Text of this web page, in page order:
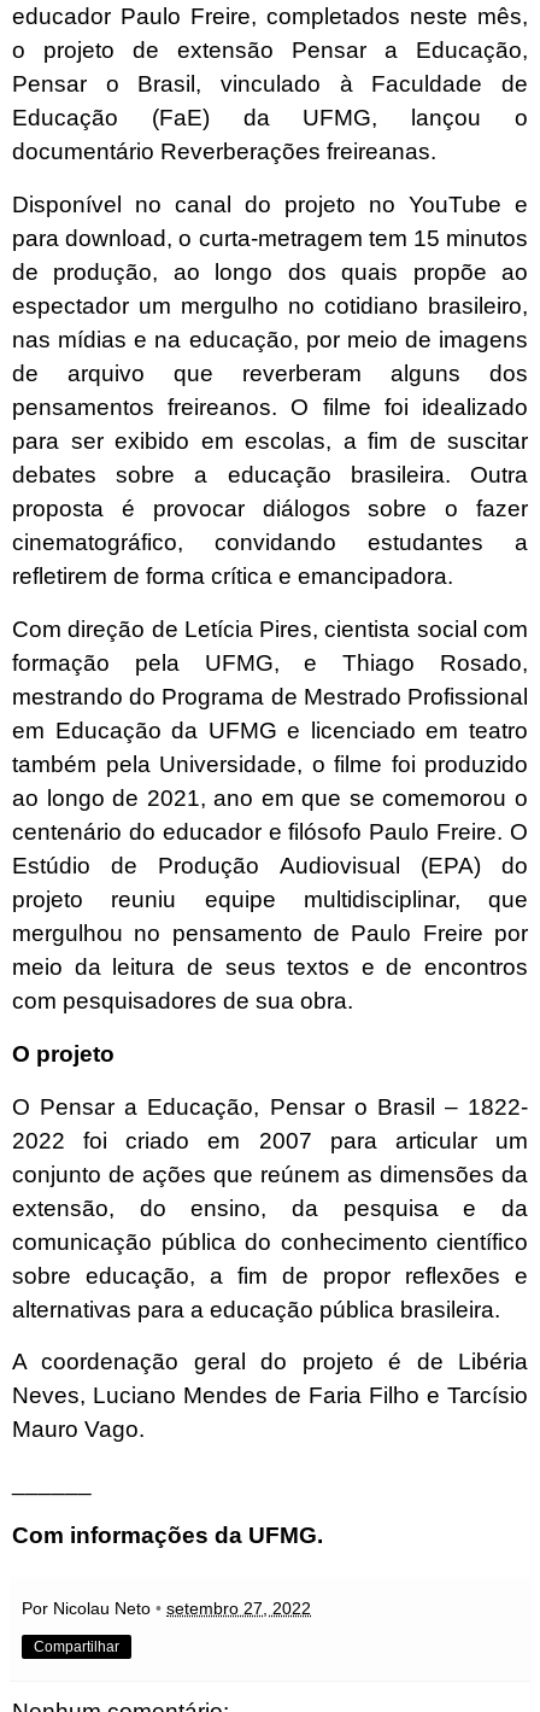
educador Paulo Freire, completados neste mês,
o projeto de extensão Pensar a Educação,
Pensar o Brasil, vinculado à Faculdade de
Educação (FaE) da UFMG, lançou o
documentário Reverberações freireanas.
Disponível no canal do projeto no YouTube e
para download, o curta-metragem tem 15 minutos
de produção, ao longo dos quais propõe ao
espectador um mergulho no cotidiano brasileiro,
nas mídias e na educação, por meio de imagens
de arquivo que reverberam alguns dos
pensamentos freireanos. O filme foi idealizado
para ser exibido em escolas, a fim de suscitar
debates sobre a educação brasileira. Outra
proposta é provocar diálogos sobre o fazer
cinematográfico, convidando estudantes a
refletirem de forma crítica e emancipadora.
Com direção de Letícia Pires, cientista social com
formação pela UFMG, e Thiago Rosado,
mestrando do Programa de Mestrado Profissional
em Educação da UFMG e licenciado em teatro
também pela Universidade, o filme foi produzido
ao longo de 2021, ano em que se comemorou o
centenário do educador e filósofo Paulo Freire. O
Estúdio de Produção Audiovisual (EPA) do
projeto reuniu equipe multidisciplinar, que
mergulhou no pensamento de Paulo Freire por
meio da leitura de seus textos e de encontros
com pesquisadores de sua obra.
O projeto
O Pensar a Educação, Pensar o Brasil – 1822-
2022 foi criado em 2007 para articular um
conjunto de ações que reúnem as dimensões da
extensão, do ensino, da pesquisa e da
comunicação pública do conhecimento científico
sobre educação, a fim de propor reflexões e
alternativas para a educação pública brasileira.
A coordenação geral do projeto é de Libéria
Neves, Luciano Mendes de Faria Filho e Tarcísio
Mauro Vago.
Com informações da UFMG.
Por Nicolau Neto • setembro 27, 2022
Compartilhar